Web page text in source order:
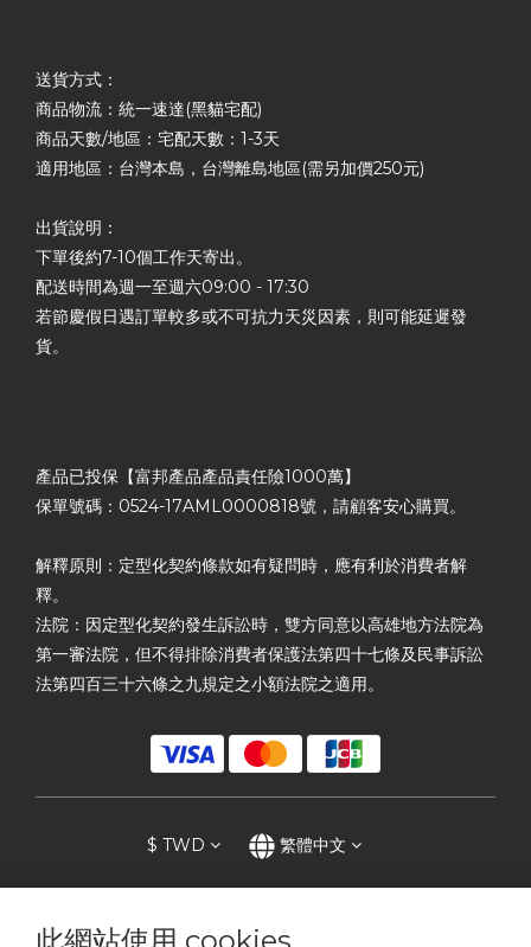
送貨方式：
商品物流：統一速達(黑貓宅配)
商品天數/地區：宅配天數：1-3天
適用地區：台灣本島，台灣離島地區(需另加價250元)
出貨說明：
下單後約7-10個工作天寄出。
配送時間為週一至週六09:00 - 17:30
若節慶假日遇訂單較多或不可抗力天災因素，則可能延遲發
貨。
產品已投保【富邦產品產品責任險1000萬】
保單號碼：0524-17AML0000818號，請顧客安心購買。
解釋原則：定型化契約條款如有疑問時，應有利於消費者解
釋。
法院：因定型化契約發生訴訟時，雙方同意以高雄地方法院為
第一審法院，但不得排除消費者保護法第四十七條及民事訴訟
法第四百三十六條之九規定之小額法院之適用。
$ TWD 繁體中文